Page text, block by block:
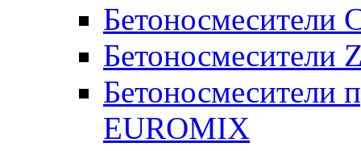
Бетоносмесители
Бетоносмесители
Бетоносмесители
EUROMIX